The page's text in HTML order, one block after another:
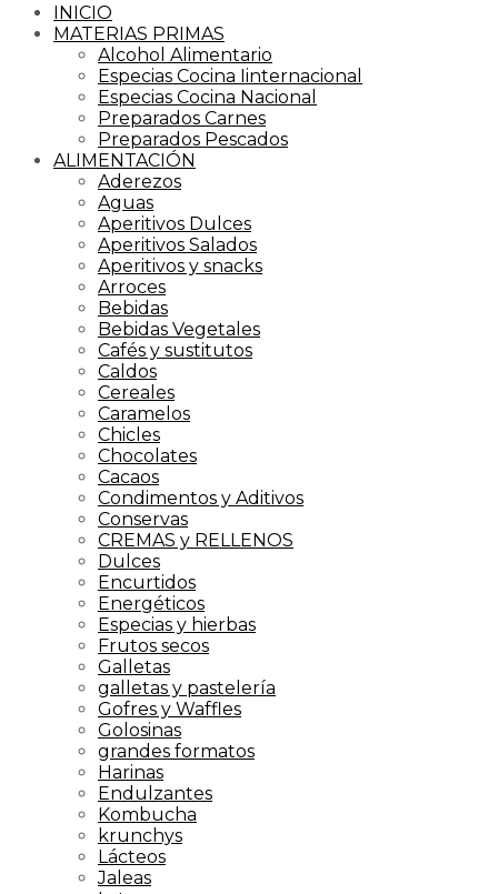
INICIO
MATERIAS PRIMAS
Alcohol Alimentario
Especias Cocina Iinternacional
Especias Cocina Nacional
Preparados Carnes
Preparados Pescados
ALIMENTACIÓN
Aderezos
Aguas
Aperitivos Dulces
Aperitivos Salados
Aperitivos y snacks
Arroces
Bebidas
Bebidas Vegetales
Cafés y sustitutos
Caldos
Cereales
Caramelos
Chicles
Chocolates
Cacaos
Condimentos y Aditivos
Conservas
CREMAS y RELLENOS
Dulces
Encurtidos
Energéticos
Especias y hierbas
Frutos secos
Galletas
galletas y pastelería
Gofres y Waffles
Golosinas
grandes formatos
Harinas
Endulzantes
Kombucha
krunchys
Lácteos
Jaleas